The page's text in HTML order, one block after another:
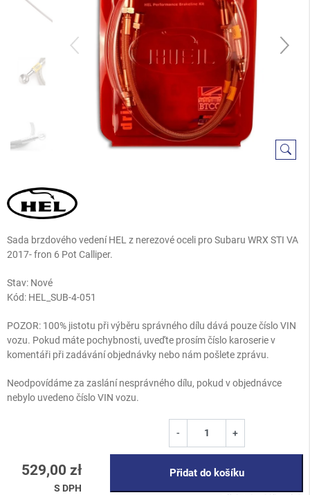
Sada brzdového vedení HEL z nerezové oceli pro Subaru WRX STI VA
2017- fron 6 Pot Calliper.
Stav: Nové
Kód: HEL_SUB-4-051
POZOR: 100% jistotu při výběru správného dílu dává pouze číslo VIN
vozu. Pokud máte pochybnosti, uveďte prosím číslo karoserie v
komentáři při zadávání objednávky nebo nám pošlete zprávu.
Neodpovídáme za zaslání nesprávného dílu, pokud v objednávce
nebylo uvedeno číslo VIN vozu.
529,00 zł
S DPH
- +
Přidat do košíku